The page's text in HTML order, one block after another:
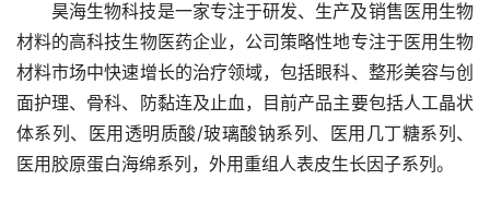
昊海生物科技是一家专注于研发、生产及销售医用生物
材料的高科技生物医药企业，公司策略性地专注于医用生物
材料市场中快速增长的治疗领域，包括眼科、整形美容与创
面护理、骨科、防黏连及止血，目前产品主要包括人工晶状
体系列、医用透明质酸/玻璃酸钠系列、医用几丁糖系列、
医用胶原蛋白海绵系列，外用重组人表皮生长因子系列。